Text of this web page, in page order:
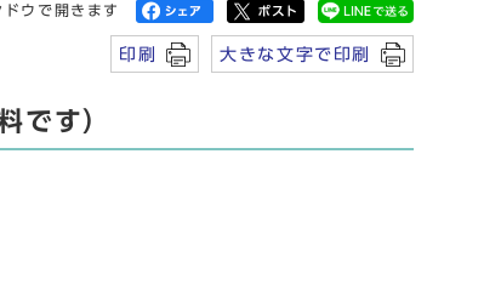
ウで開きます
印刷 大きな文字で印刷
です）